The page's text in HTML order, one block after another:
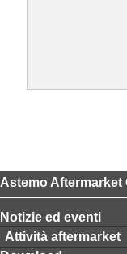
Astemo Aftermarket
Notizie ed eventi
Attività aftermarket